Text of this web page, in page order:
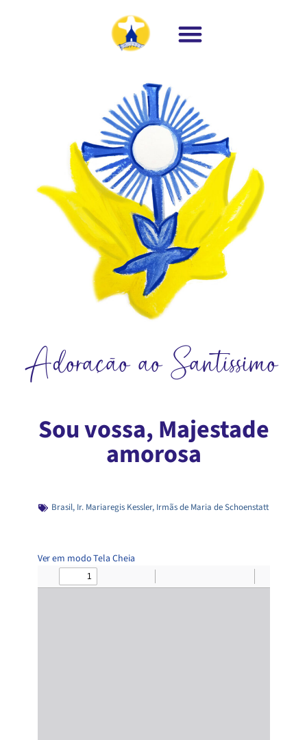
Adoração ao Santíssimo
Sou vossa, Majestade
amorosa
Brasil, Ir. Mariaregis Kessler, Irmãs de Maria de Schoenstatt
Ver em modo Tela Cheia